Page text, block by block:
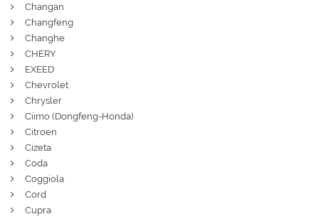
Changan
Changfeng
Changhe
CHERY
EXEED
Chevrolet
Chrysler
Ciimo (Dongfeng-Honda)
Citroen
Cizeta
Coda
Coggiola
Cord
Cupra